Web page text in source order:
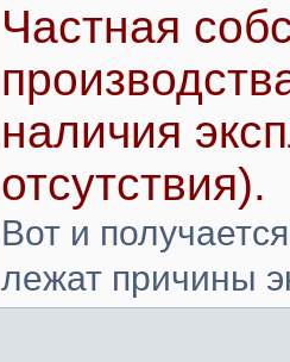
Частная
наличия
отсутствия).
Вот и
лежат причины